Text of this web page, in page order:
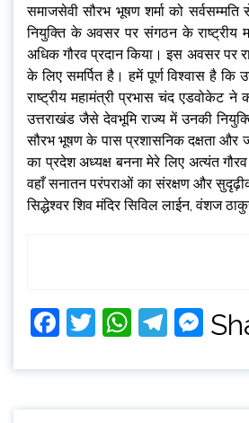
समाजसेवी सौरभ भूषण शर्मा को
नियुक्ति के अवसर पर संगठन के राष्ट्रीय
अधिक गौरव प्रदान किया। इस अवसर पर
के लिए समर्पित है। हमें पूर्ण विश्वास है
राष्ट्रीय महामंत्री प्रभास चंद एडवोकेट
उत्तराखंड जैसे देवभूमि राज्य में उनकी
सौरभ भूषण के पास प्रशासनिक दक्षता और
का प्रदेश अध्यक्ष बनना मेरे लिए अत्यंत
वहाँ सनातन परंपराओं का संरक्षण और
सिद्धेश्वर शिव मंदिर सिविल लाईन, वंशज
Facebook
Twitter